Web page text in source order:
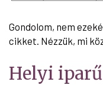
Gondolom, nem
cikket. Nézzük, mi
Helyi